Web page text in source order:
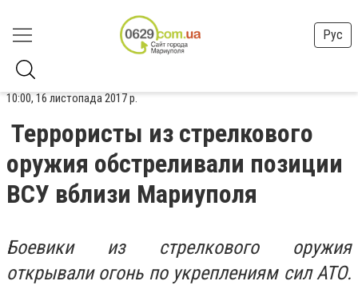
Рус
10:00, 16 листопада 2017 р.
Террористы из стрелкового
оружия обстреливали позиции
ВСУ вблизи Мариуполя
Боевики из стрелкового оружия
открывали огонь по укреплениям сил АТО.